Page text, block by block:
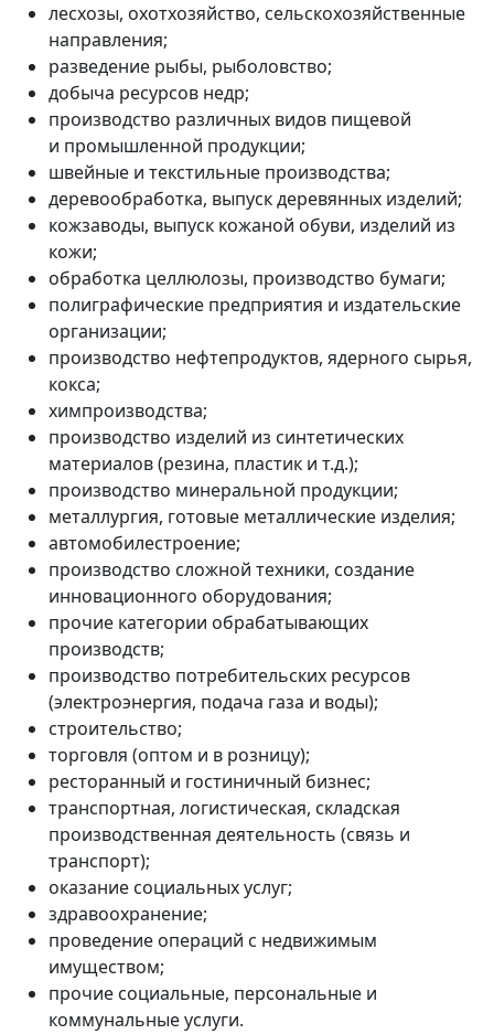
лесхозы, охотхозяйство, сельскохозяйственные
направления;
разведение рыбы, рыболовство;
добыча ресурсов недр;
производство различных видов пищевой
и промышленной продукции;
швейные и текстильные производства;
деревообработка, выпуск деревянных изделий;
кожзаводы, выпуск кожаной обуви, изделий из
кожи;
обработка целлюлозы, производство бумаги;
полиграфические предприятия и издательские
организации;
производство нефтепродуктов, ядерного сырья,
кокса;
химпроизводства;
производство изделий из синтетических
материалов (резина, пластик и т.д.);
производство минеральной продукции;
металлургия, готовые металлические изделия;
автомобилестроение;
производство сложной техники, создание
инновационного оборудования;
прочие категории обрабатывающих
производств;
производство потребительских ресурсов
(электроэнергия, подача газа и воды);
строительство;
торговля (оптом и в розницу);
ресторанный и гостиничный бизнес;
транспортная, логистическая, складская
производственная деятельность (связь и
транспорт);
оказание социальных услуг;
здравоохранение;
проведение операций с недвижимым
имуществом;
прочие социальные, персональные и
коммунальные услуги.